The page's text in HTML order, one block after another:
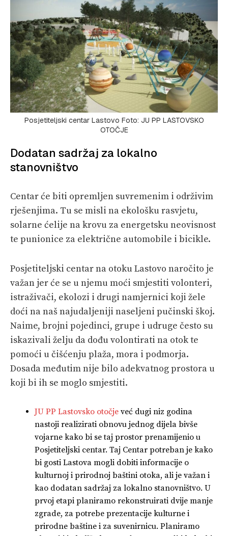
Posjetiteljski centar Lastovo Foto: JU PP LASTOVSKO
OTOČJE
Dodatan sadržaj za lokalno
stanovništvo
Centar će biti opremljen suvremenim i održivim
rješenjima. Tu se misli na ekološku rasvjetu,
solarne ćelije na krovu za energetsku neovisnost
te punionice za električne automobile i bicikle.
Posjetiteljski centar na otoku Lastovo naročito je
važan jer će se u njemu moći smjestiti volonteri,
istraživači, ekolozi i drugi namjernici koji žele
doći na naš najudaljeniji naseljeni pučinski škoj.
Naime, brojni pojedinci, grupe i udruge često su
iskazivali želju da dođu volontirati na otok te
pomoći u čišćenju plaža, mora i podmorja.
Dosada međutim nije bilo adekvatnog prostora u
koji bi ih se moglo smjestiti.
JU PP Lastovsko otočje već dugi niz godina
nastoji realizirati obnovu jednog dijela bivše
vojarne kako bi se taj prostor prenamijenio u
Posjetiteljski centar. Taj Centar potreban je kako
bi gosti Lastova mogli dobiti informacije o
kulturnoj i prirodnoj baštini otoka, ali je važan i
kao dodatan sadržaj za lokalno stanovništvo. U
prvoj etapi planiramo rekonstruirati dvije manje
zgrade, za potrebe prezentacije kulturne i
prirodne baštine i za suvenirnicu. Planiramo